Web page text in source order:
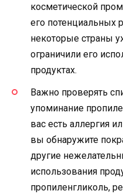
косметической
его потенциальных
некоторые страны
ограничили его
продуктах.
Важно проверять
упоминание
вас есть аллергия
вы обнаружите
другие
использования
пропиленгликоль,